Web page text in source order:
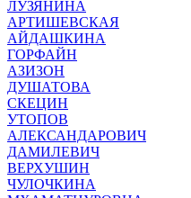
ЛУЗЯНИНА
АРТИШЕВСКАЯ
АЙДАШКИНА
ГОРФАЙН
АЗИЗОН
ДУШАТОВА
СКЕЦИН
УТОПОВ
АЛЕКСАНДАРОВИЧ
ДАМИЛЕВИЧ
ВЕРХУШИН
ЧУЛОЧКИНА